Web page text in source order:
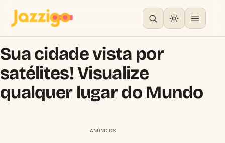
Sua cidade vista por
satélites! Visualize
qualquer lugar do Mundo
ANÚNCIOS